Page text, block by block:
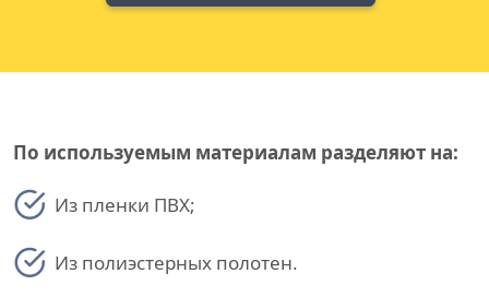
По используемым материалам разделяют на:
Из пленки ПВХ;
Из полиэстерных полотен.